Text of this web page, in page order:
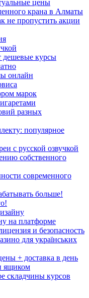
цены
крана в Алматы
не пропустить акции
дешевые курсы
онлайн
марок
разных
популярное
с русской озвучкой
собственного
современного
больше!
на платформе
и безопасность
для українських
+ доставка в день
ящиком
складчины курсов